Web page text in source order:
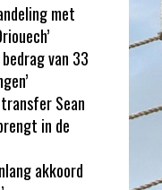
met
van 33
Sean
in de
akkoord